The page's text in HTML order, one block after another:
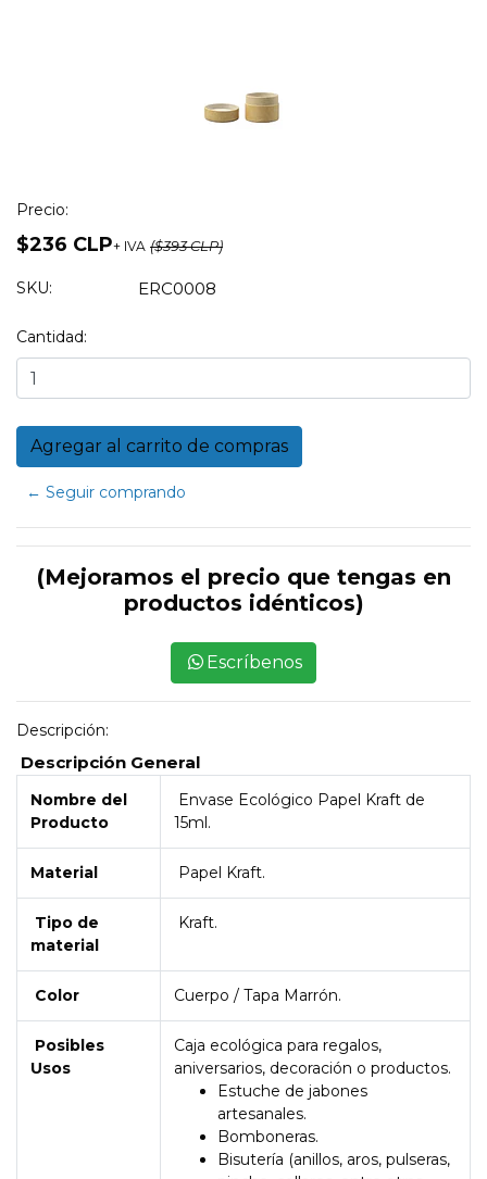
Precio:
$236 CLP+ IVA ($393 CLP)
SKU: ERC0008
Cantidad:
← Seguir comprando
(Mejoramos el precio que tengas en
productos idénticos)
Escríbenos
Descripción:
Descripción General
Nombre del
Producto
Envase Ecológico Papel Kraft de
15ml.
Material Papel Kraft.
Tipo de
material
Kraft.
Color Cuerpo / Tapa Marrón.
Posibles
Usos
Caja ecológica para regalos,
aniversarios, decoración o productos.
Estuche de jabones
artesanales.
Bomboneras.
Bisutería (anillos, aros, pulseras,